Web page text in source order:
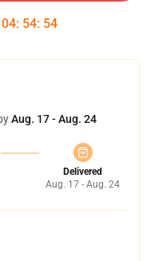
04: 54: 54
Aug. 17 - Aug. 24
Delivered
Aug. 17 - Aug. 24